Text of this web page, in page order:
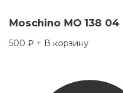
Moschino MO 138 04
500 ₽ + В корзину